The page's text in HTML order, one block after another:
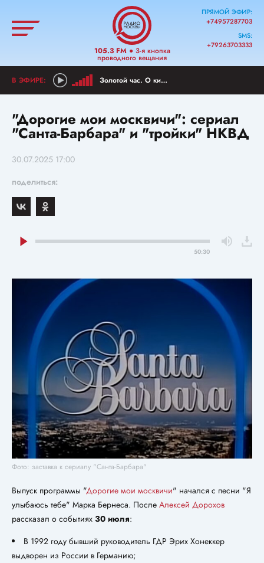
105.3 FM● 3-я кнопка
проводного вещания
ПРЯМОЙ ЭФИР:
+74957287703
SMS:
+79263703333
Золотой час. О киноклассике
"Дорогие мои москвичи": сериал
"Санта-Барбара" и "тройки" НКВД
30.07.2025 17:00
поделиться:
50:30
Фото: заставка к сериалу "Санта-Барбара"
Выпуск программы "Дорогие мои москвичи" начался с песни "Я
улыбаюсь тебе" Марка Бернеса. После Алексей Дорохов
рассказал о событиях 30 июля:
В 1992 году бывший руководитель ГДР Эрих Хонеккер
выдворен из России в Германию;